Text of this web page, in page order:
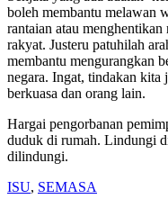
boleh membantu melawan
rantaian atau
rakyat. Justeru patuhilah
membantu mengurangkan
negara. Ingat, tindakan kita
berkuasa dan orang lain.
Hargai pengorbanan
duduk di rumah. Lindungi
dilindungi.
ISU, SEMASA